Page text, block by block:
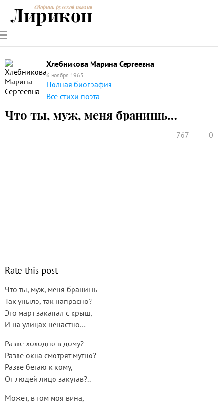
РУССКИЕ
ПОЭТЫ
СОВРЕМЕННИКИЭНЦИКЛОПЕДИЯ
ПОЭЗИИ
Сборник русской поэзии
Лирикон
Хлебникова Марина Сергеевна
6 ноября 1965
Полная биография
Все стихи поэта
Что ты, муж, меня бранишь…
767 0
Rate this post
Что ты, муж, меня бранишь
Так уныло, так напрасно?
Это март закапал с крыш,
И на улицах ненастно…
Разве холодно в дому?
Разве окна смотрят мутно?
Разве бегаю к кому,
От людей лицо закутав?..
Может, в том моя вина,